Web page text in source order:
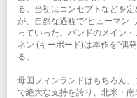
る。当初はコンセプトなどを
が、自然な過程で“ヒューマン=
っていった。バンドのメイン
ネン (キーボード)は本作を“偶
る。
母国フィンランドはもちろん
で絶大な支持を誇り、北米・